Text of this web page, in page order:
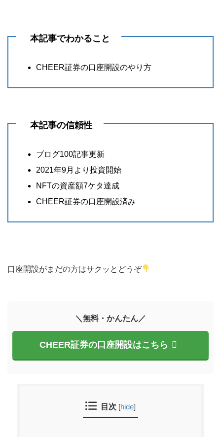
本記事でわかること
CHEER証券の口座開設のやり方
本記事の信頼性
ブログ100記事更新
2021年9月より投資開始
NFTの資産額7ケタ達成
CHEER証券の口座開設済み
口座開設がまだの方はサクッとどうぞ
＼無料・かんたん／
CHEER証券の口座開設はこちら
目次 [hide]